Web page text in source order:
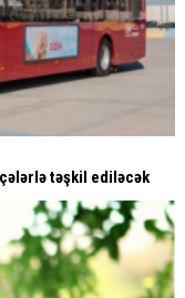
təşkil ediləcək